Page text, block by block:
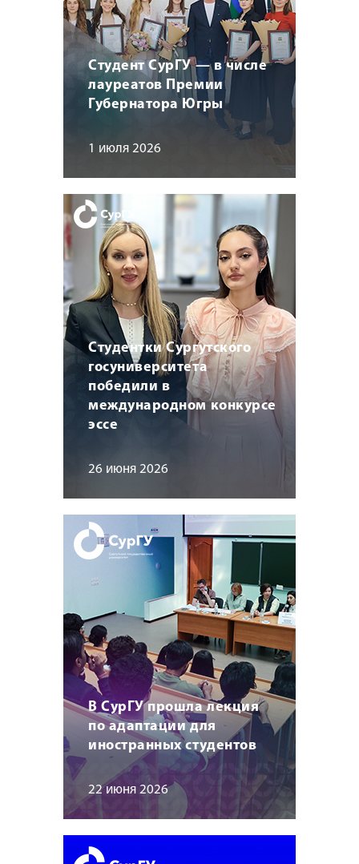
Студент СурГУ — в числе
лауреатов Премии
Губернатора Югры
1 июля 2026
Студентки Сургутского
госуниверситета
победили в
международном конкурсе
эссе
26 июня 2026
В СурГУ прошла лекция
по адаптации для
иностранных студентов
22 июня 2026